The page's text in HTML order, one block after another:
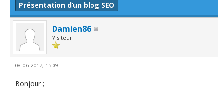
Présentation d’un blog SEO
Damien86
Visiteur
08-06-2017, 15:09
Bonjour ;